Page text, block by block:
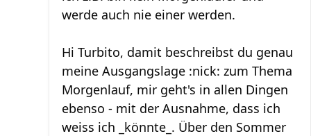
werde auch nie einer werden.
Hi Turbito, damit beschreibst du genau
meine Ausgangslage :nick: zum Thema
Morgenlauf, mir geht's in allen Dingen
ebenso - mit der Ausnahme, dass ich
weiss ich _könnte_. Über den Sommer